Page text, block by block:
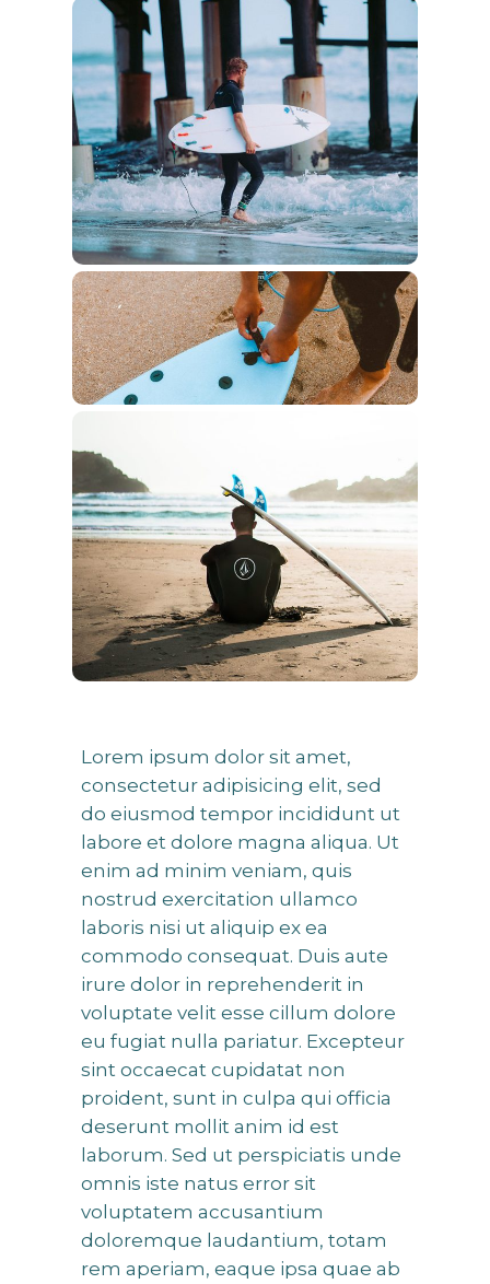
Lorem ipsum dolor sit amet,
consectetur adipisicing elit, sed
do eiusmod tempor incididunt ut
labore et dolore magna aliqua. Ut
enim ad minim veniam, quis
nostrud exercitation ullamco
laboris nisi ut aliquip ex ea
commodo consequat. Duis aute
irure dolor in reprehenderit in
voluptate velit esse cillum dolore
eu fugiat nulla pariatur. Excepteur
sint occaecat cupidatat non
proident, sunt in culpa qui officia
deserunt mollit anim id est
laborum. Sed ut perspiciatis unde
omnis iste natus error sit
voluptatem accusantium
doloremque laudantium, totam
rem aperiam, eaque ipsa quae ab